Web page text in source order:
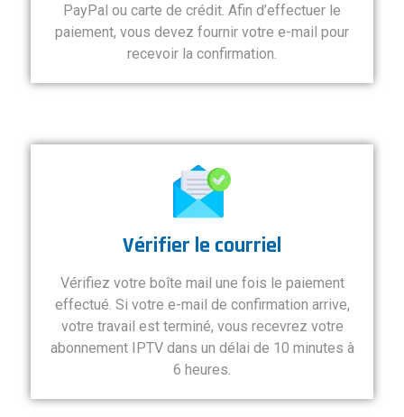
PayPal ou carte de crédit. Afin d’effectuer le
paiement, vous devez fournir votre e-mail pour
recevoir la confirmation.
Vérifier le courriel
Vérifiez votre boîte mail une fois le paiement
effectué. Si votre e-mail de confirmation arrive,
votre travail est terminé, vous recevrez votre
abonnement IPTV dans un délai de 10 minutes à
6 heures.